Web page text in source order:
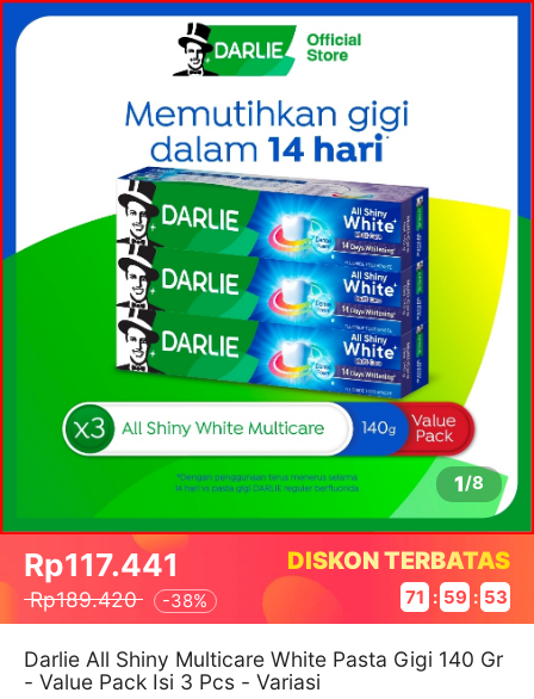
1/8
Rp117.441
Rp189.420 -38%
DISKON TERBATAS
71 : 59 : 53
Darlie All Shiny Multicare White Pasta Gigi 140 Gr
- Value Pack Isi 3 Pcs - Variasi